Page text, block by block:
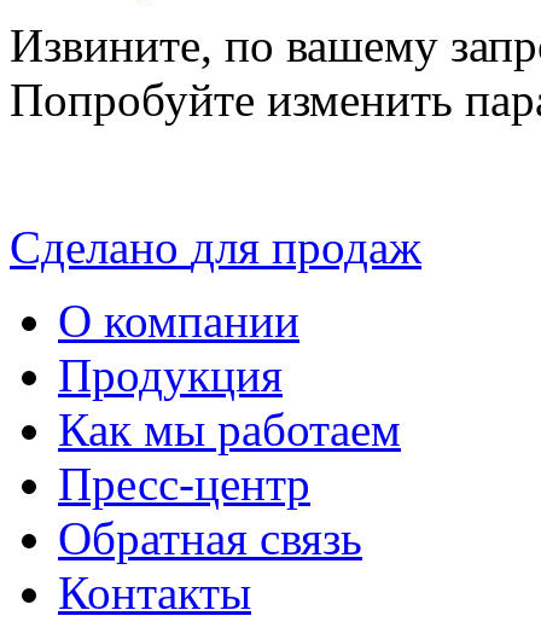
Извините, по вашему
Попробуйте изменить
Сделано для продаж
О компании
Продукция
Как мы работаем
Пресс-центр
Обратная связь
Контакты